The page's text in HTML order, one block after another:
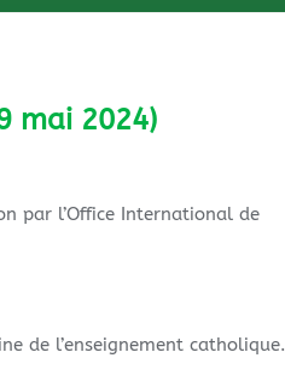
mai 2024)
par l’Office International de
de l’enseignement catholique.